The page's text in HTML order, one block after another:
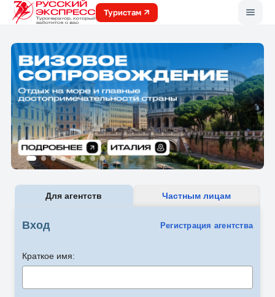
Туристам
Для агентств Частным лицам
Вход Регистрация агентства
Краткое имя: